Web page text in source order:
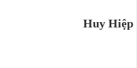
Huy Hiệp